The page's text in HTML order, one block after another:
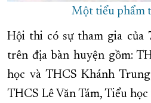
Một tiểu phẩm
Hội thi có sự tham gia của
trên địa bàn huyện gồm:
học và THCS Khánh
THCS Lê Văn Tám, Tiểu